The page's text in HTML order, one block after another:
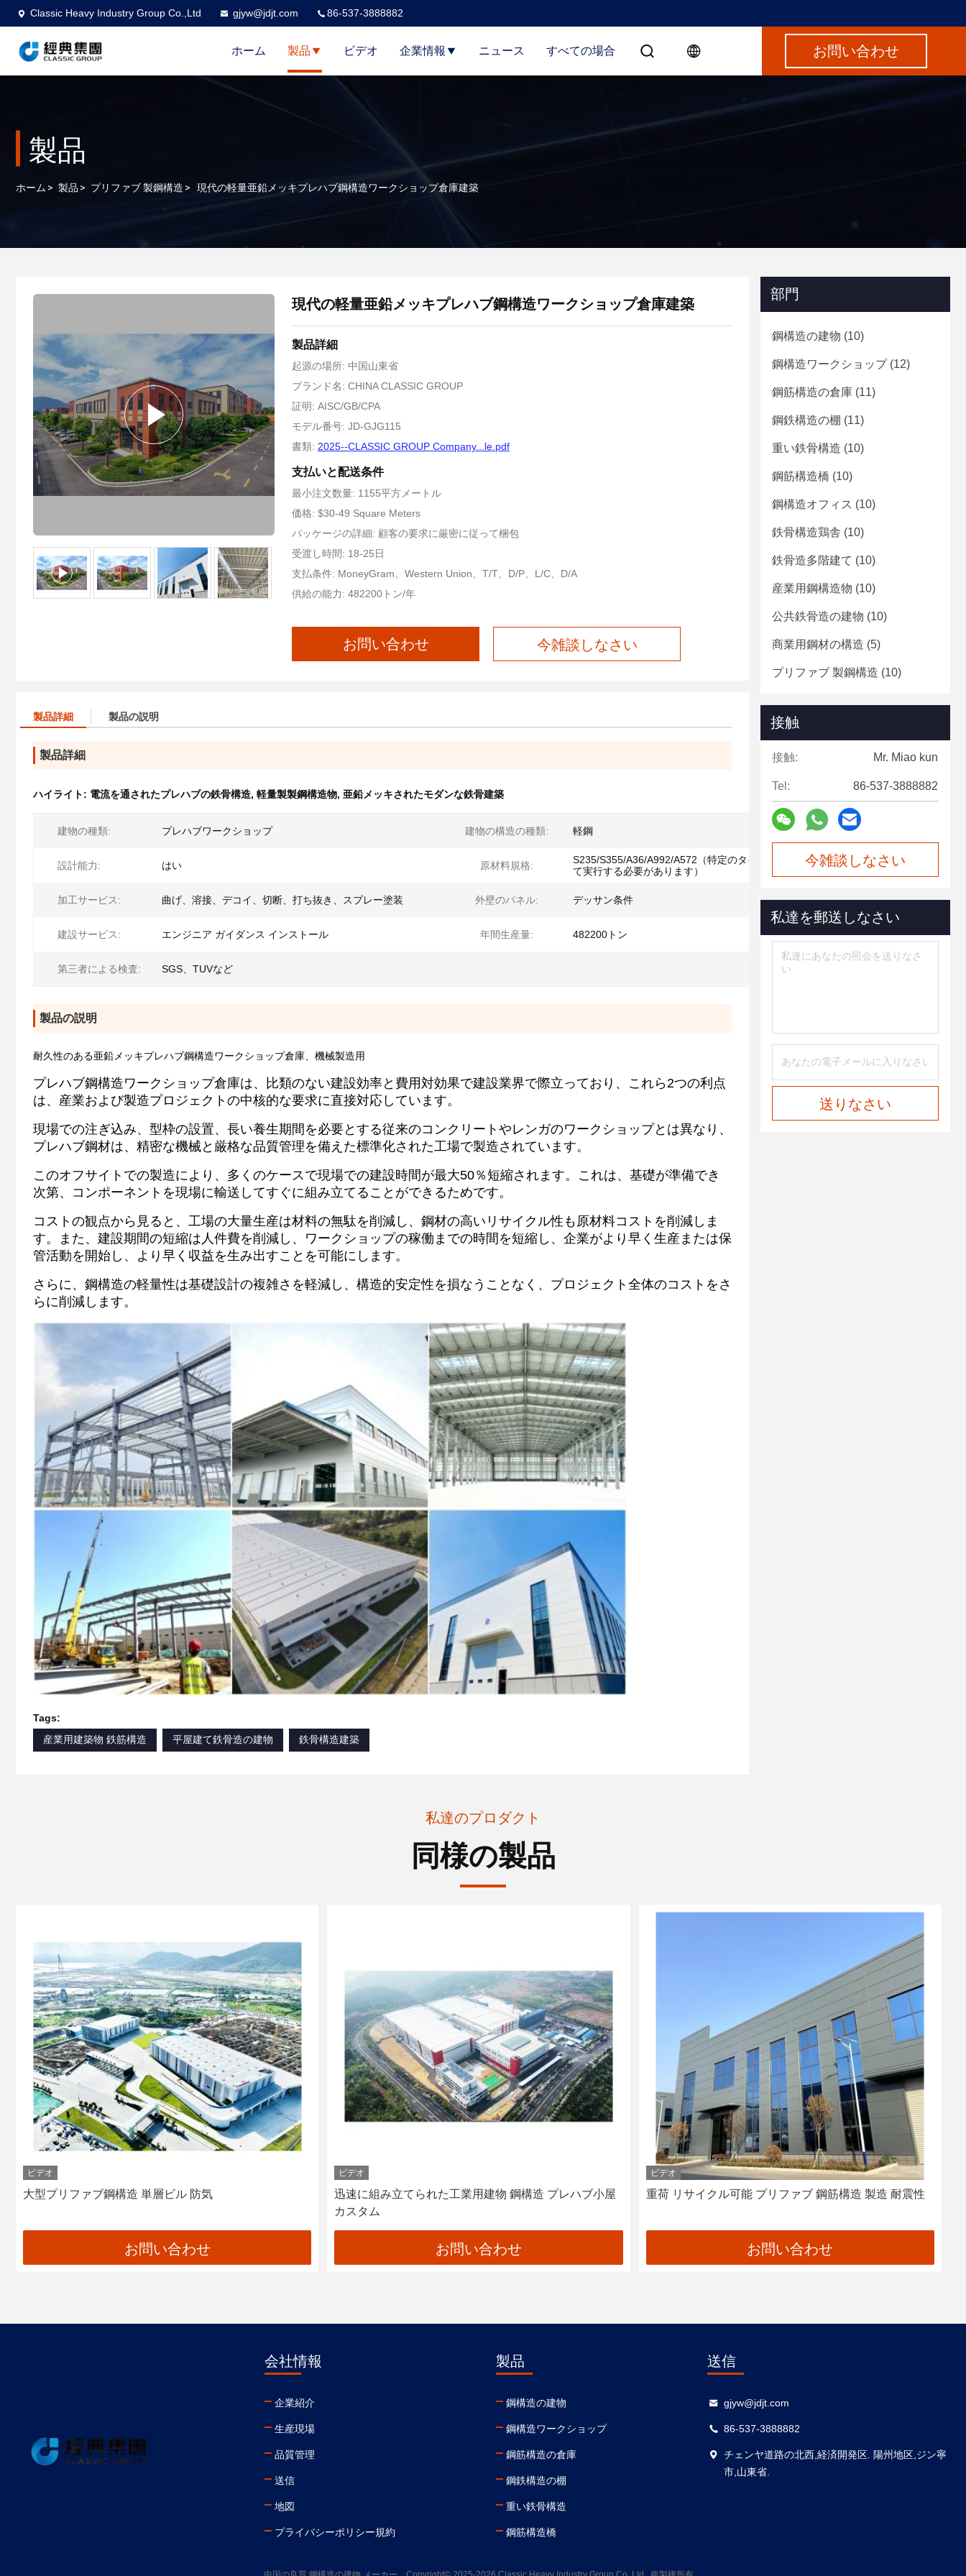
Classic Heavy Industry Group Co.,Ltd gjyw@jdjt.com 86-537-3888882
ホーム 製品 ビデオ 企業情報 ニュース すべての場合 お問い合わせ
製品
ホーム > 製品 > プリファブ 製鋼構造 > 現代の軽量亜鉛メッキプレハブ鋼構造ワークショップ倉庫建築
現代の軽量亜鉛メッキプレハブ鋼構造ワークショップ倉庫建築
製品詳細
起源の場所: 中国山東省
ブランド名: CHINA CLASSIC GROUP
証明: AISC/GB/CPA
モデル番号: JD-GJG115
書類: 2025--CLASSIC GROUP Company...le.pdf
支払いと配送条件
最小注文数量: 1155平方メートル
価格: $30-49 Square Meters
パッケージの詳細: 顧客の要求に厳密に従って梱包
受渡し時間: 18-25日
支払条件: MoneyGram、Western Union、T/T、D/P、L/C、D/A
供給の能力: 482200トン/年
お問い合わせ 今雑談しなさい
製品詳細 製品の説明
製品詳細
ハイライト: 電流を通されたプレハブの鉄骨構造, 軽量製製鋼構造物, 亜鉛メッキされたモダンな鉄骨建築
建物の種類: プレハブワークショップ 建物の構造の種類: 軽鋼
設計能力: はい 原材料規格:
S235/S355/A36/A992/A572（特定のタイプは図面要件に従っ
て実行する必要があります）
加工サービス: 曲げ、溶接、デコイ、切断、打ち抜き、スプレー塗装 外壁のパネル: デッサン条件
建設サービス: エンジニア ガイダンス インストール 年間生産量: 482200トン
第三者による検査: SGS、TUVなど
製品の説明
耐久性のある亜鉛メッキプレハブ鋼構造ワークショップ倉庫、機械製造用
プレハブ鋼構造ワークショップ倉庫は、比類のない建設効率と費用対効果で建設業界で際立っており、これら2つの利点
は、産業および製造プロジェクトの中核的な要求に直接対応しています。
現場での注ぎ込み、型枠の設置、長い養生期間を必要とする従来のコンクリートやレンガのワークショップとは異なり、
プレハブ鋼材は、精密な機械と厳格な品質管理を備えた標準化された工場で製造されています。
このオフサイトでの製造により、多くのケースで現場での建設時間が最大50％短縮されます。これは、基礎が準備でき
次第、コンポーネントを現場に輸送してすぐに組み立てることができるためです。
コストの観点から見ると、工場の大量生産は材料の無駄を削減し、鋼材の高いリサイクル性も原材料コストを削減しま
す。また、建設期間の短縮は人件費を削減し、ワークショップの稼働までの時間を短縮し、企業がより早く生産または保
管活動を開始し、より早く収益を生み出すことを可能にします。
さらに、鋼構造の軽量性は基礎設計の複雑さを軽減し、構造的安定性を損なうことなく、プロジェクト全体のコストをさ
らに削減します。
Tags:
産業用建築物 鉄筋構造
平屋建て鉄骨造の建物 鉄骨構造建築
部門
鋼構造の建物 (10)
鋼構造ワークショップ(12)
鋼筋構造の倉庫 (11)
鋼鉄構造の棚 (11)
重い鉄骨構造 (10)
鋼筋構造橋 (10)
鋼構造オフィス (10)
鉄骨構造鶏舎 (10)
鉄骨造多階建て (10)
産業用鋼構造物 (10)
公共鉄骨造の建物 (10)
商業用鋼材の構造 (5)
プリファブ 製鋼構造 (10)
接触
接触: Mr. Miao kun
Tel: 86-537-3888882
今雑談しなさい
私達を郵送しなさい
送りなさい
私達のプロダクト
同様の製品
ビデオ
大型プリファブ鋼構造 単層ビル 防気
お問い合わせ
ビデオ
迅速に組み立てられた工業用建物 鋼構造 プレハブ小屋
カスタム
お問い合わせ
ビデオ
重荷 リサイクル可能 プリファブ 鋼筋構造 製造 耐震性
お問い合わせ
会社情報
企業紹介
生産現場
品質管理
送信
地図
プライバシーポリシー規約
製品
鋼構造の建物
鋼構造ワークショップ
鋼筋構造の倉庫
鋼鉄構造の棚
重い鉄骨構造
鋼筋構造橋
送信
gjyw@jdjt.com
86-537-3888882
チェンヤ道路の北西,経済開発区. 陽州地区,ジン寧
市,山東省.